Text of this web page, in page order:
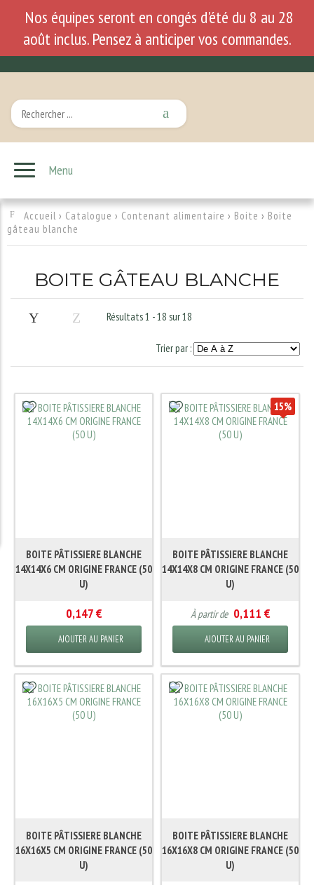
Nos équipes seront en congés d'été du 8 au 28
août inclus. Pensez à anticiper vos commandes.
Menu
Accueil › Catalogue › Contenant alimentaire › Boite › Boite
gâteau blanche
BOITE GÂTEAU BLANCHE
Résultats 1 - 18 sur 18
Trier par :
BOITE PÂTISSIERE BLANCHE
14X14X6 CM ORIGINE FRANCE (50
U)
0,147 €
AJOUTER AU PANIER
15%
BOITE PÂTISSIERE BLANCHE
14X14X8 CM ORIGINE FRANCE (50
U)
À partir de 0,111 €
AJOUTER AU PANIER
BOITE PÂTISSIERE BLANCHE
16X16X5 CM ORIGINE FRANCE (50
U)
BOITE PÂTISSIERE BLANCHE
16X16X8 CM ORIGINE FRANCE (50
U)